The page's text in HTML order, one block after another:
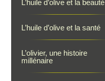
L’huile d’olive et la beauté
L’huile d’olive et la santé
L’olivier, une histoire
millénaire